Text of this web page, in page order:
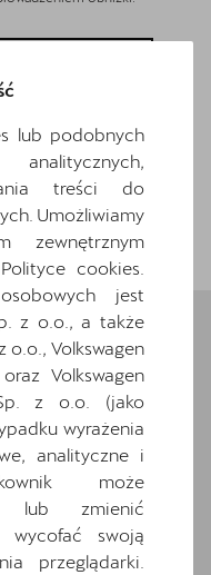
Formentor.
jego
zapytaj
lub podobnych
treści do
Umożliwiamy
zewnętrznym
cookies.
jest
z o.o., a także
o.o., Volkswagen
Volkswagen
z o.o. (jako
wyrażenia
analityczne i
może
lub zmienić
wycofać swoją
przeglądarki.